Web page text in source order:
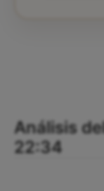
Análisis
22:34